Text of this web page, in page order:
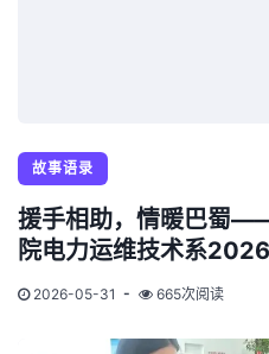
故事语录
援手相助，情暖巴蜀
院电力运维技术系
2026-05-31 665次阅读